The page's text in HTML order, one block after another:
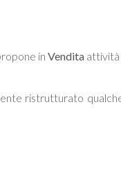
in Venditaattività
ristrutturato